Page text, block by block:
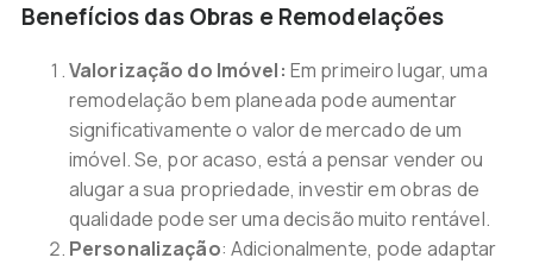
Benefícios das Obras e Remodelações
Valorização do Imóvel: Em primeiro lugar, uma
remodelação bem planeada pode aumentar
significativamente o valor de mercado de um
imóvel. Se, por acaso, está a pensar vender ou
alugar a sua propriedade, investir em obras de
qualidade pode ser uma decisão muito rentável.
Personalização: Adicionalmente, pode adaptar